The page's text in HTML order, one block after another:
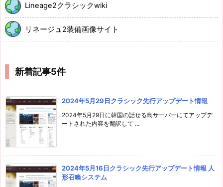
Lineage2クラシックwiki
リネージュ2装備画像サイト
新着記事5件
2024年5月29日クラシック先行アップデート情報
2024年5月29日に韓国の話せる島サーバーにてアップデ
ートされた内容を翻訳して ...
2024年5月16日クラシック先行アップデート情報 人
形召喚システム